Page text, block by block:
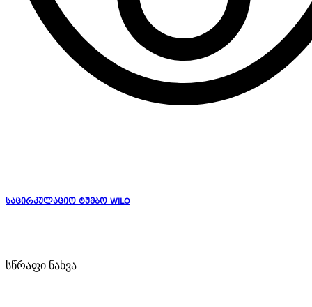
საცირკულაციო ტუმბო WILO
სწრაფი ნახვა